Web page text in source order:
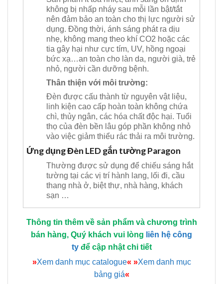
không bị nhấp nháy sau mỗi lần bật/tắt
nên đảm bảo an toàn cho thị lực người sử
dụng. Đồng thời, ánh sáng phát ra dịu
nhẹ, không mang theo khí CO2 hoặc các
tia gây hại như cực tím, UV, hồng ngoại
bức xạ…an toàn cho làn da, người già, trẻ
nhỏ, người cần dưỡng bệnh.
Thân thiện với môi trường:
Đèn được cấu thành từ nguyên vật liệu,
linh kiện cao cấp hoàn toàn không chứa
chì, thủy ngân, các hóa chất độc hại. Tuổi
thọ của đèn bền lâu góp phần không nhỏ
vào việc giảm thiểu rác thải ra môi trường.
Ứng dụng Đèn LED gắn tường Paragon
Thường được sử dụng để chiếu sáng hắt
tường tại các vị trí hành lang, lối đi, cầu
thang nhà ở, biệt thự, nhà hàng, khách
sạn …
Thông tin thêm về sản phẩm và chương trình
bán hàng, Quý khách vui lòng liên hệ công
tyđể cập nhật chi tiết
»Xem danh mục catalogue« »Xem danh mục
bảng giá«